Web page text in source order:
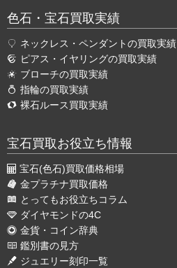
色石・宝石買取実績
ネックレス・ペンダントの買取実績
ピアス・イヤリングの買取実績
ブローチの買取実績
指輪の買取実績
裸石ルース買取実績
宝石買取お役立ち情報
宝石(色石)買取価格相場
金プラチナ買取価格
とってもお役立ちコラム
ダイヤモンドの4C
金貨・コイン辞典
鑑別書の見方
ジュエリー刻印一覧